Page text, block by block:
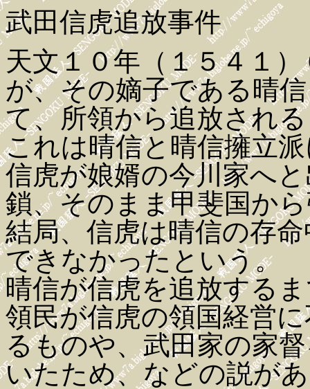
武田信虎追放事件
天文１０年（１５４１
が、その嫡子である晴
て、所領から追放され
これは晴信と晴信擁立
信虎が娘婿の今川家へ
鎖、そのまま甲斐国か
結局、信虎は晴信の存
できなかったという。
晴信が信虎を追放する
領民が信虎の領国経営
るものや、武田家の家
いたため、などの説が